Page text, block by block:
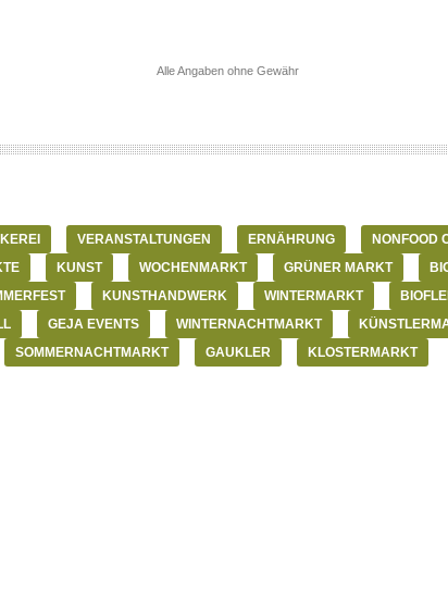
Alle Angaben ohne Gewähr
VERANSTALTUNGEN ERNÄHRUNG NONFOOD
KUNST WOCHENMARKT GRÜNER MARKT
KUNSTHANDWERK WINTERMARKT
GEJA EVENTS WINTERNACHTMARKT
SOMMERNACHTMARKT GAUKLER KLOSTERMARKT